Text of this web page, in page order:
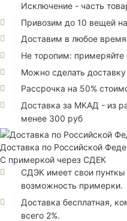
Исключение - часть
Привозим до 10 вещей
Доставим в любое время
Не торопим: примеряйте
Можно сделать
Рассрочка на 50%
Доставка за МКАД - из
менее 300 руб
Доставка по Российской
С примеркой через СДЕК
СДЭК имеет свои
возможность примерки.
Доставка бесплатная,
всего 2%.